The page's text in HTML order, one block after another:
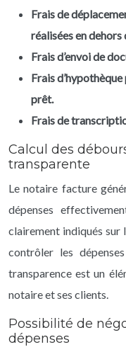
Frais de
réalisées en dehors
Frais d’envoi de
Frais
prêt.
Frais de
Calcul des
transparente
Le notaire facture
dépenses
clairement indiqués
contrôler les
transparence est un
notaire et ses clients.
Possibilité de
dépenses